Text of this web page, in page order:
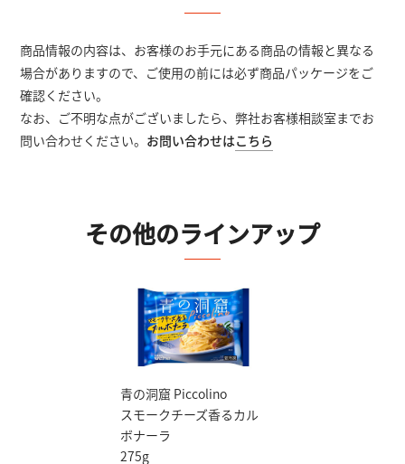
商品情報の内容は、お客様のお手元にある商品の情報と異なる
場合がありますので、ご使用の前には必ず商品パッケージをご
確認ください。
なお、ご不明な点がございましたら、弊社お客様相談室までお
問い合わせください。 お問い合わせはこちら
その他のラインアップ
青の洞窟 Piccolino
スモークチーズ香るカル
ボナーラ
275g